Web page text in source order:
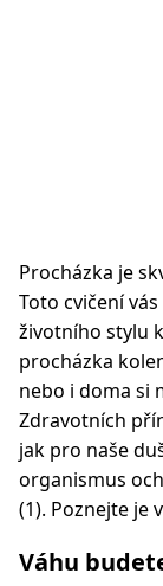
Procházka je
Toto cvičení
životního stylu
procházka
nebo i doma si
Zdravotních
jak pro naše
organismus
(1). Poznejte je
Váhu